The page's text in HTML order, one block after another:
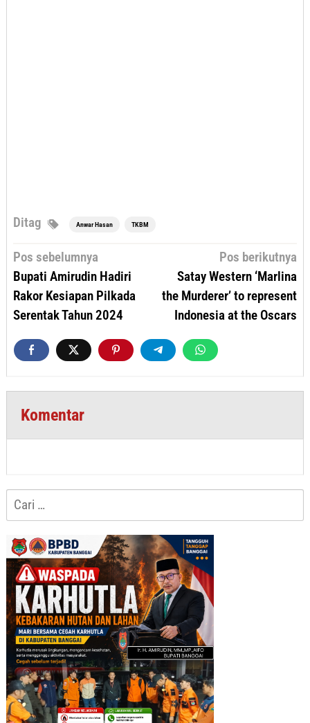
Ditag Anwar Hasan TKBM
Navigasi
Pos sebelumnya
Bupati Amirudin Hadiri
Rakor Kesiapan Pilkada
Serentak Tahun 2024
Pos berikutnya
Satay Western ‘Marlina
the Murderer’ to represent
Indonesia at the Oscars
Komentar
Cari
untuk: